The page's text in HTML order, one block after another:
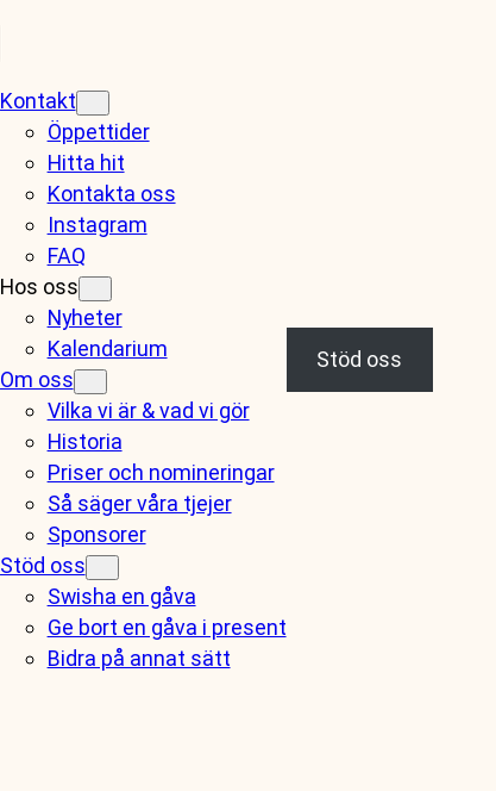
Kontakt
Öppettider
Hitta hit
Kontakta oss
Instagram
FAQ
Hos oss
Nyheter
Kalendarium
Om oss
Vilka vi är & vad vi gör
Historia
Priser och nomineringar
Så säger våra tjejer
Sponsorer
Stöd oss
Swisha en gåva
Ge bort en gåva i present
Bidra på annat sätt
Stöd oss